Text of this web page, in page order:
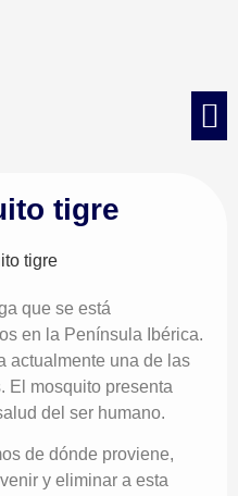
tigre
que se está
en la Península Ibérica.
actualmente una de las
El mosquito presenta
del ser humano.
de dónde proviene,
y eliminar a esta